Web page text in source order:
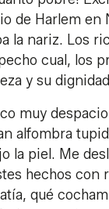
de Harlem en
la nariz. Los
cual, los
y su
muy
alfombra
la piel. Me
hechos con
qué